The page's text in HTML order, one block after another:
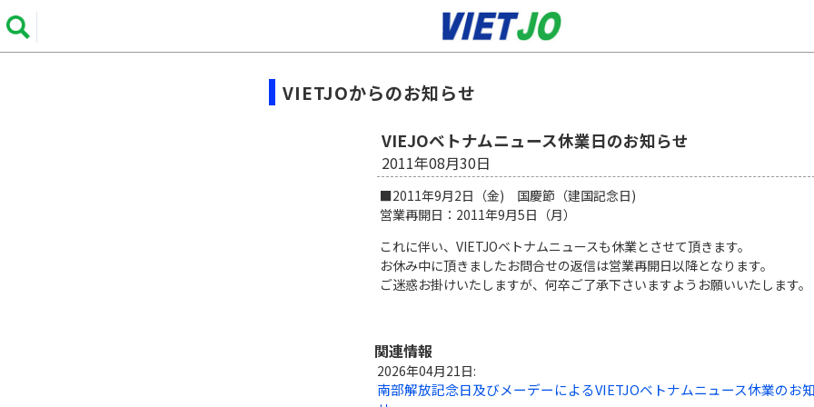
VIETJOからのお知らせ
VIEJOベトナムニュース休業日のお知らせ
2011年08月30日
■2011年9月2日（金) 国慶節（建国記念日)
営業再開日：2011年9月5日（月）
これに伴い、VIETJOベトナムニュースも休業とさせて頂きます。
お休み中に頂きましたお問合せの返信は営業再開日以降となります。
ご迷惑お掛けいたしますが、何卒ご了承下さいますようお願いいたします。
関連情報
2026年04月21日:
南部解放記念日及びメーデーによるVIETJOベトナムニュース休業のお